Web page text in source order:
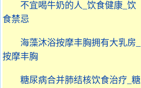
不宜喝牛奶的人_饮食健康_饮
食禁忌
海藻沐浴按摩丰胸拥有大乳房_
按摩丰胸
糖尿病合并肺结核饮食治疗_